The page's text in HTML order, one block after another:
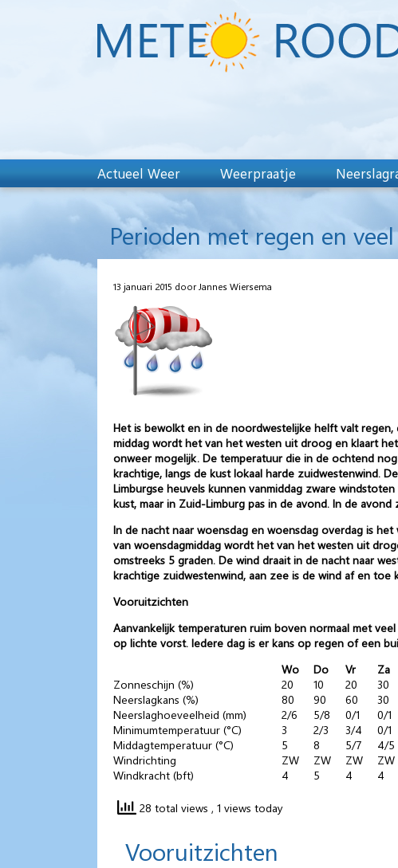
Actueel Weer Weerpraatje
Perioden met regen en
13 januari 2015 door Jannes Wiersema
Het is bewolkt en in de noordwestelijke helft valt
middag wordt het van het westen uit droog en klaart
onweer mogelijk. De temperatuur die in de ochtend
krachtige, langs de kust lokaal harde zuidwestenwind.
Limburgse heuvels kunnen vanmiddag zware
kust, maar in Zuid-Limburg pas in de avond. In de
In de nacht naar woensdag en woensdag overdag is
van woensdagmiddag wordt het van het westen uit
omstreeks 5 graden. De wind draait in de nacht naar
krachtige zuidwestenwind, aan zee is de wind af en toe
Vooruitzichten
Aanvankelijk temperaturen ruim boven normaal met
op lichte vorst. Iedere dag is er kans op regen of een
Wo
Do Vr Za
Zonneschijn (%)
20 10 20 30
Neerslagkans (%)
80 90 60 30
Neerslaghoeveelheid (mm)
2/6 5/8 0/1 0/1
Minimumtemperatuur (°C)
3 2/3 3/4 0/1
Middagtemperatuur (°C)
5 8 5/7 4/5
Windrichting
ZW ZW ZW ZW
Windkracht (bft)
4 5 4 4
28 total views , 1 views today
Vooruitzichten